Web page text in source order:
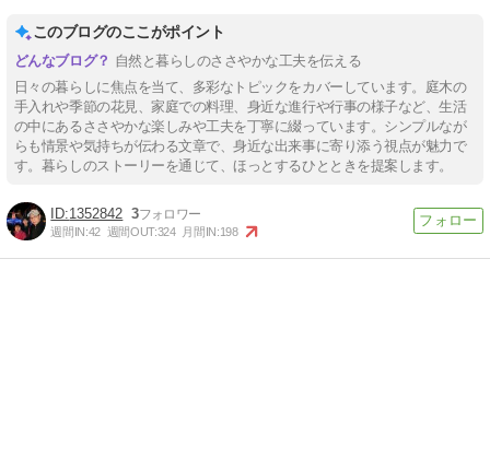
このブログのここがポイント
自然と暮らしのささやかな工夫を伝える
日々の暮らしに焦点を当て、多彩なトピックをカバーしています。庭木の
手入れや季節の花見、家庭での料理、身近な進行や行事の様子など、生活
の中にあるささやかな楽しみや工夫を丁寧に綴っています。シンプルなが
らも情景や気持ちが伝わる文章で、身近な出来事に寄り添う視点が魅力で
す。暮らしのストーリーを通じて、ほっとするひとときを提案します。
1352842 3
週間IN:42 週間OUT:324 月間IN:198